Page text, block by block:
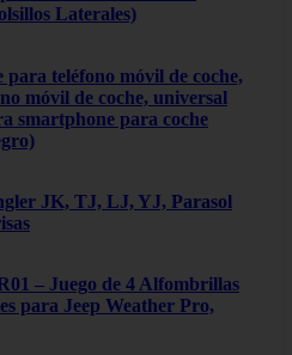
Laterales)
teléfono móvil de coche,
móvil de coche, universal
smartphone para coche
JK, TJ, LJ, YJ, Parasol
– Juego de 4 Alfombrillas
para Jeep Weather Pro,